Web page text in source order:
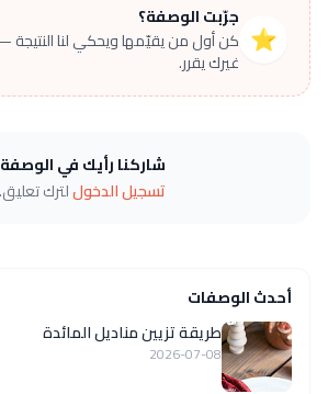
⭐
جرّبت الوصفة؟
كن أول من يقيّمها ويحكي لنا
غيرك يقرر.
شاركنا رأيك في الوصفة
تسجيل الدخوللترك تعليق.
أحدث الوصفات
طريقة تزيين مناديل المائدة
2026-07-08